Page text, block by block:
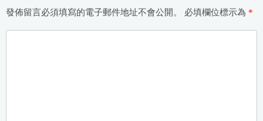
發佈留言必須填寫的電子郵件地址不會公開。 必填欄位標示為 *